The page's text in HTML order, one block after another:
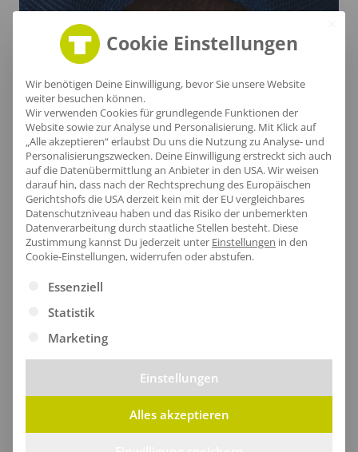
Praktischer Snapback
Der verstellbare Snapback-Verschluss sorgt für eine
perfekte Passform und höchsten Tragekomfort,
während die Rückseite mit atmungsaktiven Mesh-
Einsätzen aus 100% Polyester für eine optimale
Belüftung sorgt.
Größentabelle
Cookie Einstellungen
Wir benötigen Deine Einwilligung, bevor Sie unsere Website
weiter besuchen können.
Wir verwenden Cookies für grundlegende Funktionen der
Website sowie zur Analyse und Personalisierung. Mit Klick auf
„Alle akzeptieren“ erlaubst Du uns die Nutzung zu Analyse- und
Personalisierungszwecken. Deine Einwilligung erstreckt sich auch
auf die Datenübermittlung an Anbieter in den USA. Wir weisen
darauf hin, dass nach der Rechtsprechung des Europäischen
Gerichtshofs die USA derzeit kein mit der EU vergleichbares
Datenschutzniveau haben und das Risiko der unbemerkten
Datenverarbeitung durch staatliche Stellen besteht. Diese
Zustimmung kannst Du jederzeit unter Einstellungen in den
Cookie-Einstellungen, widerrufen oder abstufen.
Es folgt eine Liste der Service-Gruppen, für die eine
Essenziell
Statistik
Marketing
Einstellungen
Alles akzeptieren